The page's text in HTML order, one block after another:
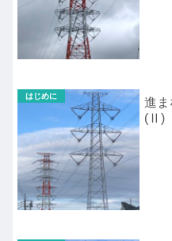
はじめに
進
(Ⅱ)